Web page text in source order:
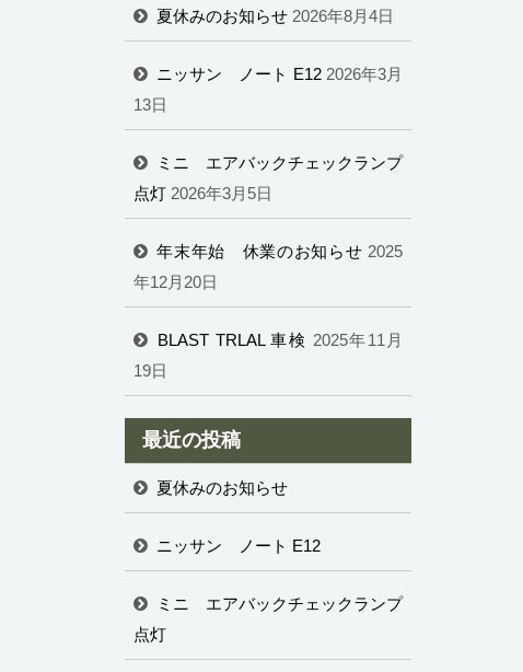
夏休みのお知らせ 2026年8月4日
ニッサン ノート E12 2026年3月
13日
ミニ エアバックチェックランプ
点灯 2026年3月5日
年末年始 休業のお知らせ 2025
年12月20日
BLAST TRLAL 車検 2025年11月
19日
最近の投稿
夏休みのお知らせ
ニッサン ノート E12
ミニ エアバックチェックランプ
点灯